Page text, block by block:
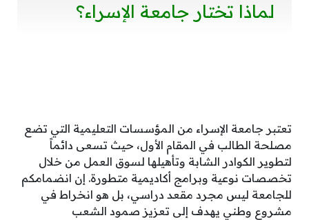
لماذا تختار جامعة الإسراء؟
تعتبر جامعة الإسراء من المؤسسات التعليمية التي تضع
مصلحة الطالب في المقام الأول، حيث تسعى دائماً
لتطوير الكوادر الشابة وتأهيلها لسوق العمل من خلال
تخصصات نوعية وبرامج أكاديمية متطورة. إن انضمامكم
للجامعة ليس مجرد مقعد دراسي، بل هو انخراط في
مشروع وطني يهدف إلى تعزيز صمود الشعب